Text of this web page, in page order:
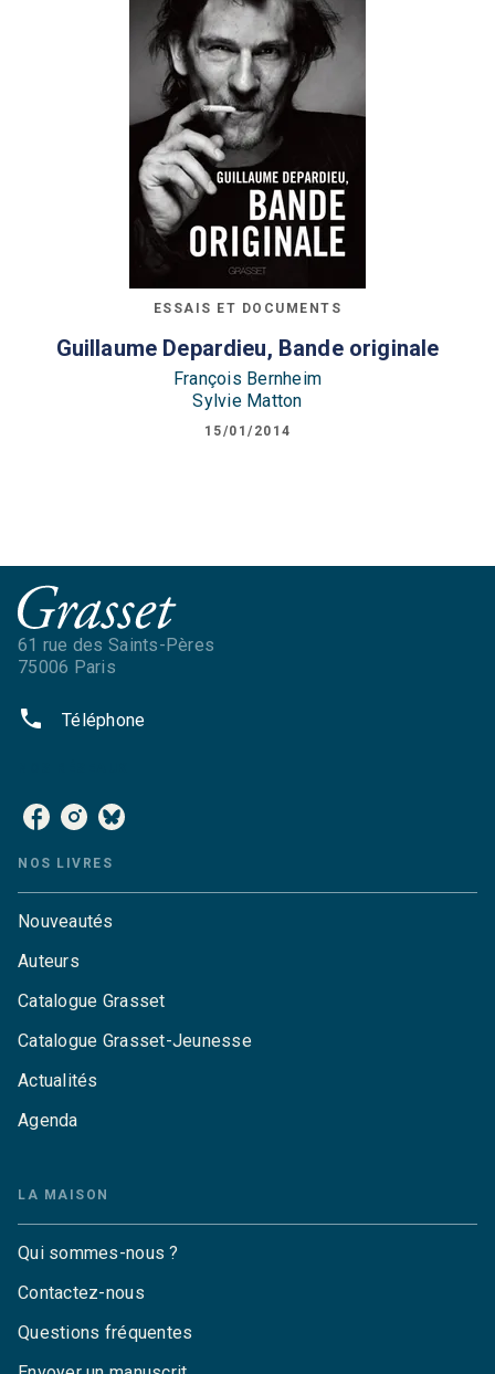
ESSAIS ET DOCUMENTS
Guillaume Depardieu, Bande originale
François Bernheim
Sylvie Matton
15/01/2014
61 rue des Saints-Pères
75006 Paris
phone Téléphone
NOS LIVRES
Nouveautés
Auteurs
Catalogue Grasset
Catalogue Grasset-Jeunesse
Actualités
Agenda
LA MAISON
Qui sommes-nous ?
Contactez-nous
Questions fréquentes